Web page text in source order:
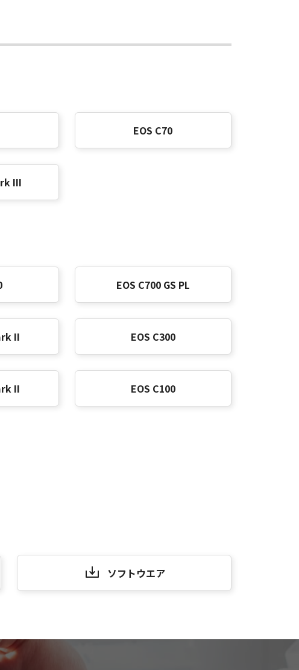
EOS C70
III
EOS C700 GS PL
II EOS C300
II EOS C100
ソフトウエア